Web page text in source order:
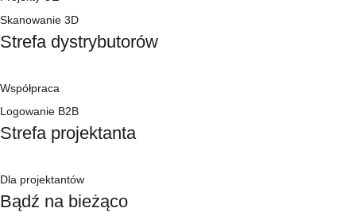
Skanowanie 3D
Strefa dystrybutorów
Współpraca
Logowanie B2B
Strefa projektanta
Dla projektantów
Bądź na bieżąco